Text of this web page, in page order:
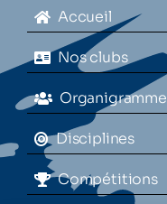
Accueil
Nos clubs
Organigramme
Disciplines
Compétitions